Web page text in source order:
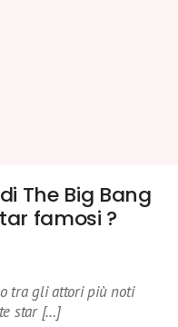
The Big Bang
famosi ?
tra gli attori più noti
star […]